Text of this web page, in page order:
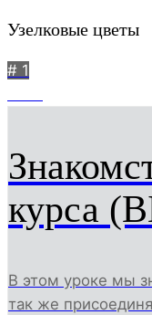
Узелковые цветы
# 1
курса
В этом уроке мы
так же